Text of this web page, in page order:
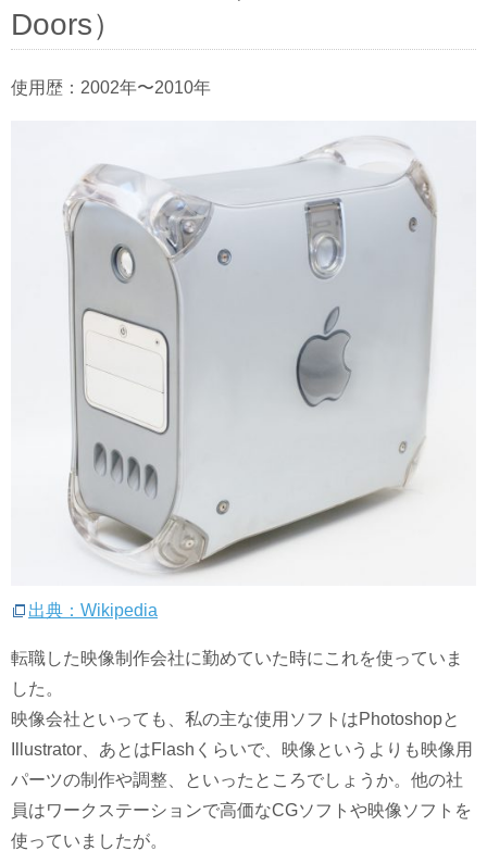
Doors）
使用歴：2002年〜2010年
出典：Wikipedia
転職した映像制作会社に勤めていた時にこれを使っていま
した。
映像会社といっても、私の主な使用ソフトはPhotoshopと
Illustrator、あとはFlashくらいで、映像というよりも映像用
パーツの制作や調整、といったところでしょうか。他の社
員はワークステーションで高価なCGソフトや映像ソフトを
使っていましたが。